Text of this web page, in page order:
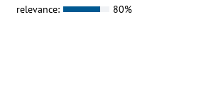
relevance: 80%